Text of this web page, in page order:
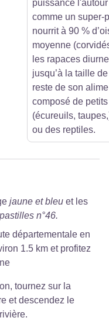
puissance
comme un super-
nourrit à 90 %
moyenne
les rapaces
jusqu’à la taille
reste de son
composé de
(écureuils,
ou des reptiles.
jaune et bleu et les
n°46.
départementale en
1.5 km et profitez
tournez sur la
et descendez le